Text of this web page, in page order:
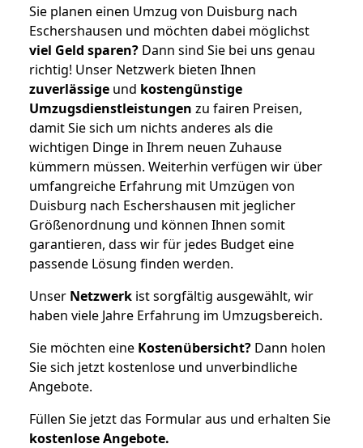
Sie planen einen Umzug von Duisburg nach
Eschershausen und möchten dabei möglichst
viel Geld sparen? Dann sind Sie bei uns genau
richtig! Unser Netzwerk bieten Ihnen
zuverlässige und kostengünstige
Umzugsdienstleistungen zu fairen Preisen,
damit Sie sich um nichts anderes als die
wichtigen Dinge in Ihrem neuen Zuhause
kümmern müssen. Weiterhin verfügen wir über
umfangreiche Erfahrung mit Umzügen von
Duisburg nach Eschershausen mit jeglicher
Größenordnung und können Ihnen somit
garantieren, dass wir für jedes Budget eine
passende Lösung finden werden.
Unser Netzwerk ist sorgfältig ausgewählt, wir
haben viele Jahre Erfahrung im Umzugsbereich.
Sie möchten eine Kostenübersicht? Dann holen
Sie sich jetzt kostenlose und unverbindliche
Angebote.
Füllen Sie jetzt das Formular aus und erhalten Sie
kostenloseAngebote.